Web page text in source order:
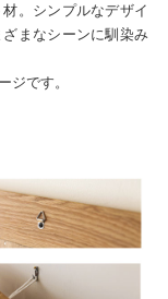
。シンプルなデザイ
まなシーンに馴染み
ジです。